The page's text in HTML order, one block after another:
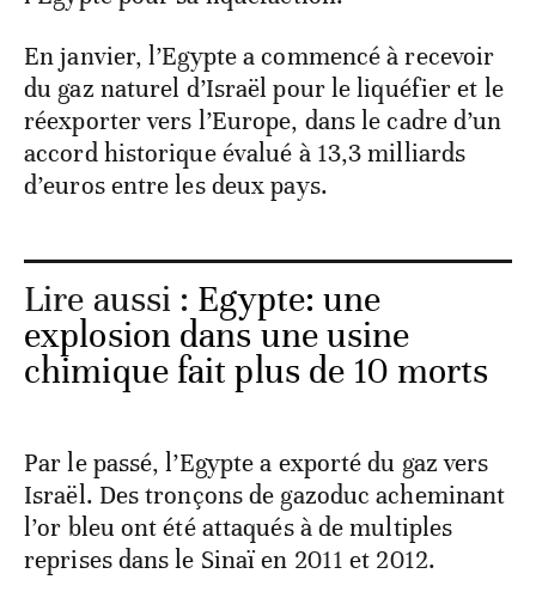
En janvier, l’Egypte a commencé à recevoir
du gaz naturel d’Israël pour le liquéfier et le
réexporter vers l’Europe, dans le cadre d’un
accord historique évalué à 13,3 milliards
d’euros entre les deux pays.
Lire aussi : Egypte: une
explosion dans une usine
chimique fait plus de 10 morts
Par le passé, l’Egypte a exporté du gaz vers
Israël. Des tronçons de gazoduc acheminant
l’or bleu ont été attaqués à de multiples
reprises dans le Sinaï en 2011 et 2012.